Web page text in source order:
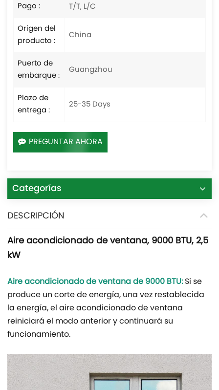
Pago :
T/T, L/C
Origen del
producto :
China
Puerto de
embarque :
Guangzhou
Plazo de
entrega :
25-35 Days
PREGUNTAR AHORA
Categorías
DESCRIPCIÓN
Aire acondicionado de ventana, 9000 BTU, 2,5
kW
Aire acondicionado de ventana de 9000 BTU:Si se
produce un corte de energía, una vez restablecida
la energía, el aire acondicionado de ventana
reiniciará el modo anterior y continuará su
funcionamiento.